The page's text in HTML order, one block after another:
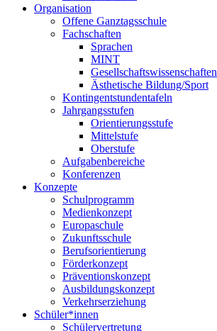
Organisation
Offene Ganztagsschule
Fachschaften
Sprachen
MINT
Gesellschaftswissenschaften
Ästhetische Bildung/Sport
Kontingentstundentafeln
Jahrgangsstufen
Orientierungsstufe
Mittelstufe
Oberstufe
Aufgabenbereiche
Konferenzen
Konzepte
Schulprogramm
Medienkonzept
Europaschule
Zukunftsschule
Berufsorientierung
Förderkonzept
Präventionskonzept
Ausbildungskonzept
Verkehrserziehung
Schüler*innen
Schülervertretung